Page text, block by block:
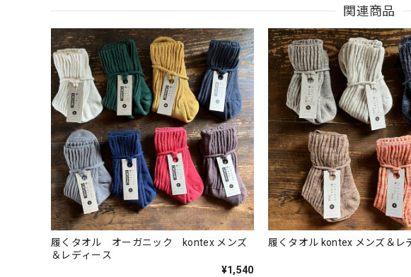
関連商品
履くタオル オーガニック kontex メンズ
＆レディース
¥1,540
履くタオル kontex メンズ＆レ